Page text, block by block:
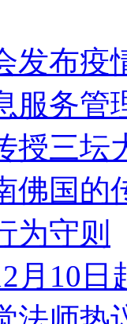
发布疫
服务管
授三坛
佛国的
为守则
月10日